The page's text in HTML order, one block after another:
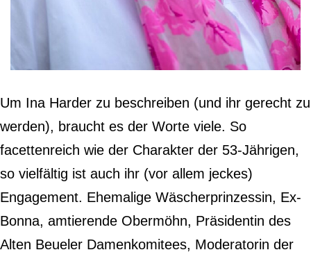
Um Ina Harder zu beschreiben (und ihr gerecht zu
werden), braucht es der Worte viele. So
facettenreich wie der Charakter der 53-Jährigen,
so vielfältig ist auch ihr (vor allem jeckes)
Engagement. Ehemalige Wäscherprinzessin, Ex-
Bonna, amtierende Obermöhn, Präsidentin des
Alten Beueler Damenkomitees, Moderatorin der